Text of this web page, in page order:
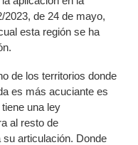
2023, de 24 de mayo,
esta región se ha
de los territorios donde
es más acuciante es
una ley
al resto de
articulación. Donde